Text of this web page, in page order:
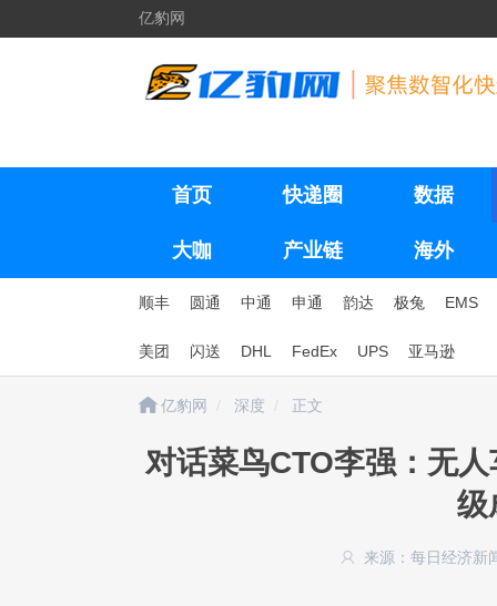
亿豹网
首页 快递圈 数据
大咖 产业链 海外
顺丰 圆通 中通 申通 韵达 极兔 EMS
美团 闪送 DHL FedEx UPS 亚马逊
亿豹网 深度 正文
对话菜鸟CTO李强：无
级
来源：每日经济新